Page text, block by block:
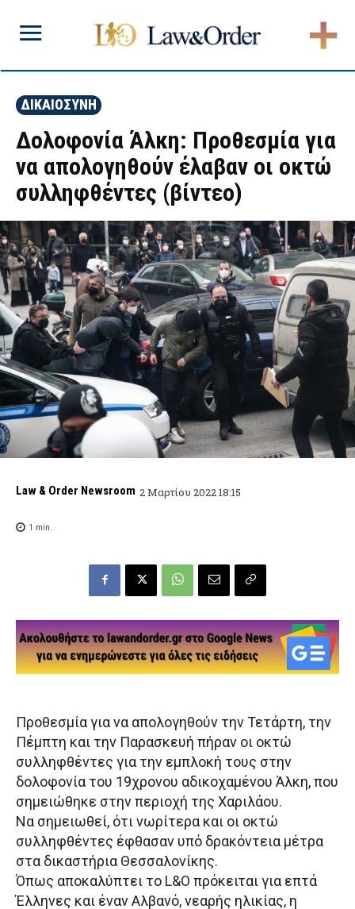
ΔΙΚΑΙΟΣΥΝΗ
Δολοφονία Άλκη: Προθεσμία για
να απολογηθούν έλαβαν οι οκτώ
συλληφθέντες (βίντεο)
Law & Order Newsroom 2 Μαρτίου 2022 18:15
1 min.
Προθεσμία για να απολογηθούν την Τετάρτη, την
Πέμπτη και την Παρασκευή πήραν οι οκτώ
συλληφθέντες για την εμπλοκή τους στην
δολοφονία του 19χρονου αδικοχαμένου Άλκη, που
σημειώθηκε στην περιοχή της Χαριλάου.
Να σημειωθεί, ότι νωρίτερα και οι οκτώ
συλληφθέντες έφθασαν υπό δρακόντεια μέτρα
στα δικαστήρια Θεσσαλονίκης.
Όπως αποκαλύπτει το L&O πρόκειται για επτά
Έλληνες και έναν Αλβανό, νεαρής ηλικίας, η